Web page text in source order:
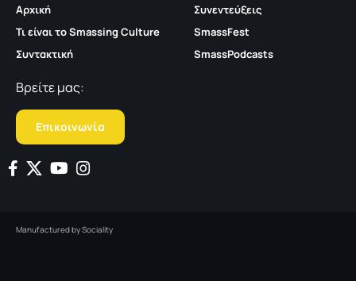
Αρχική
Τι είναι το Smassing Culture
Συντακτική
Συνεντεύξεις
SmassFest
SmassPodcasts
Βρείτε μας:
Επικοινωνία
Manufactured bySociality